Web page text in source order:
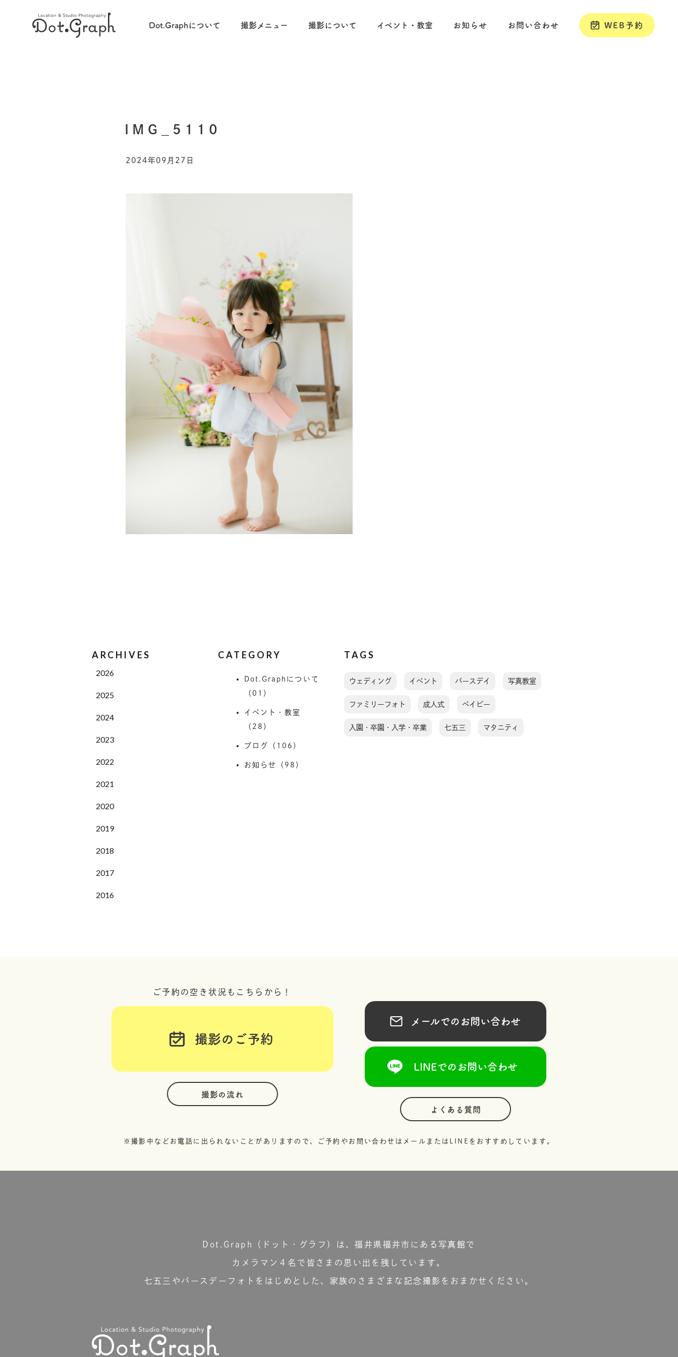
Dot.Graphについて 撮影メニュー 撮影について イベント・教室 お知らせ お問い合わせ WEB予約
IMG_5110
2024年09月27日
ARCHIVES
2026
2025
2024
2023
2022
2021
2020
2019
2018
2017
2016
CATEGORY
Dot.Graphについて
（01）
イベント・教室
（28）
ブログ（106）
お知らせ（98）
TAGS
ウェディング イベント バースデイ 写真教室
ファミリーフォト 成人式 ベイビー
入園・卒園・入学・卒業 七五三 マタニティ
ご予約の空き状況もこちらから！
撮影のご予約
撮影の流れ
メールでのお問い合わせ
LINEでのお問い合わせ
よくある質問
※撮影中などお電話に出られないことがありますので、ご予約やお問い合わせはメールまたはLINEをおすすめしています。
Dot.Graph（ドット・グラフ）は、福井県福井市にある写真館で
カメラマン４名で皆さまの思い出を残しています。
七五三やバースデーフォトをはじめとした、家族のさまざまな記念撮影をおまかせください。